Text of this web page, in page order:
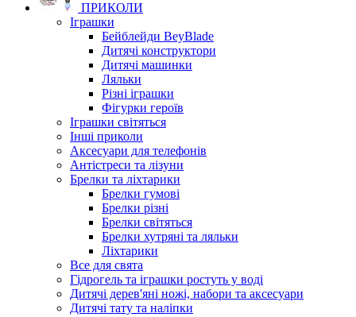
ПРИКОЛИ
Іграшки
Бейблейди BeyBlade
Дитячі конструктори
Дитячі машинки
Ляльки
Різні іграшки
Фігурки героїв
Іграшки світяться
Інші приколи
Аксесуари для телефонів
Антістреси та лізуни
Брелки та ліхтарики
Брелки гумові
Брелки різні
Брелки світяться
Брелки хутряні та ляльки
Ліхтарики
Все для свята
Гідрогель та іграшки ростуть у воді
Дитячі дерев'яні ножі, набори та аксесуари
Дитячі тату та наліпки